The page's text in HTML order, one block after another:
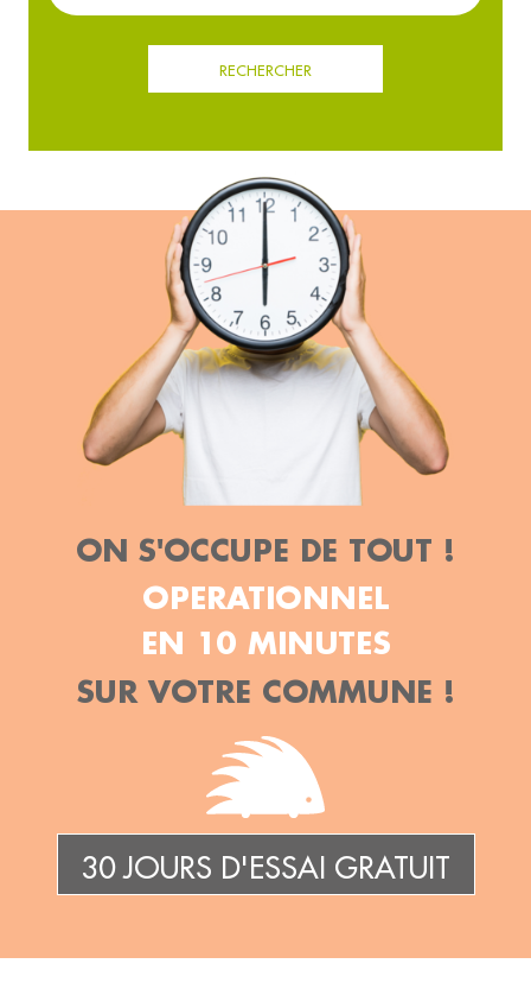
RECHERCHER
ON S'OCCUPE DE TOUT !
OPERATIONNEL
EN 10 MINUTES
SUR VOTRE COMMUNE !
30 JOURS D'ESSAI GRATUIT